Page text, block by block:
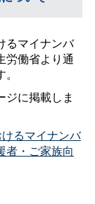
るマイナンバ
労働省より通
ジに掲載しま
るマイナンバ
者・ご家族向